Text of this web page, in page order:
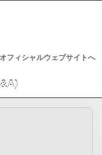
フィシャルウェブサイトへ